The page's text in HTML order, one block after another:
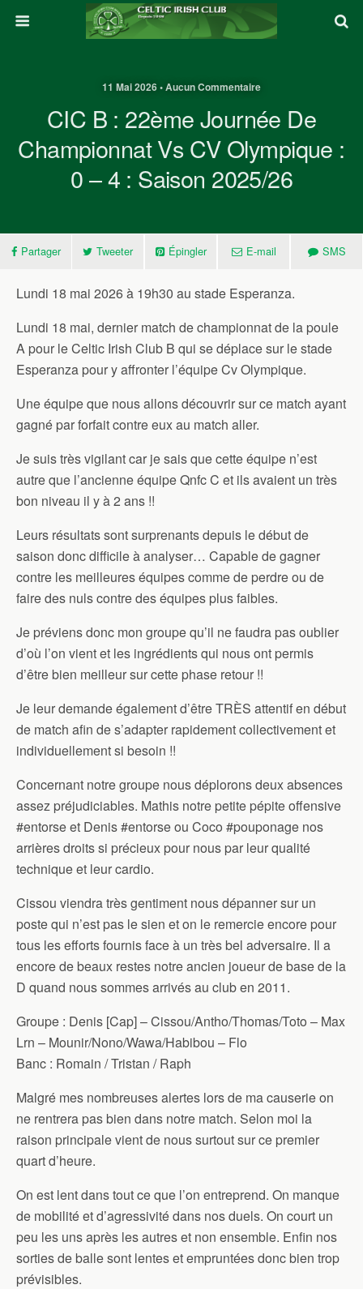
11 Mai 2026 • Aucun Commentaire
CIC B : 22ème Journée De
Championnat Vs CV Olympique :
0 – 4 : Saison 2025/26
Partager Tweeter Épingler E-mail SMS
Lundi 18 mai 2026 à 19h30 au stade Esperanza.
Lundi 18 mai, dernier match de championnat de la poule
A pour le Celtic Irish Club B qui se déplace sur le stade
Esperanza pour y affronter l’équipe Cv Olympique.
Une équipe que nous allons découvrir sur ce match ayant
gagné par forfait contre eux au match aller.
Je suis très vigilant car je sais que cette équipe n’est
autre que l’ancienne équipe Qnfc C et ils avaient un très
bon niveau il y à 2 ans !!
Leurs résultats sont surprenants depuis le début de
saison donc difficile à analyser… Capable de gagner
contre les meilleures équipes comme de perdre ou de
faire des nuls contre des équipes plus faibles.
Je préviens donc mon groupe qu’il ne faudra pas oublier
d’où l’on vient et les ingrédients qui nous ont permis
d’être bien meilleur sur cette phase retour !!
Je leur demande également d’être TRÈS attentif en début
de match afin de s’adapter rapidement collectivement et
individuellement si besoin !!
Concernant notre groupe nous déplorons deux absences
assez préjudiciables. Mathis notre petite pépite offensive
#entorse et Denis #entorse ou Coco #pouponage nos
arrières droits si précieux pour nous par leur qualité
technique et leur cardio.
Cissou viendra très gentiment nous dépanner sur un
poste qui n’est pas le sien et on le remercie encore pour
tous les efforts fournis face à un très bel adversaire. Il a
encore de beaux restes notre ancien joueur de base de la
D quand nous sommes arrivés au club en 2011.
Groupe : Denis [Cap] – Cissou/Antho/Thomas/Toto – Max
Lrn – Mounir/Nono/Wawa/Habibou – Flo
Banc : Romain / Tristan / Raph
Malgré mes nombreuses alertes lors de ma causerie on
ne rentrera pas bien dans notre match. Selon moi la
raison principale vient de nous surtout sur ce premier
quart d’heure.
On est lent dans tout ce que l’on entreprend. On manque
de mobilité et d’agressivité dans nos duels. On court un
peu les uns après les autres et non ensemble. Enfin nos
sorties de balle sont lentes et empruntées donc bien trop
prévisibles.